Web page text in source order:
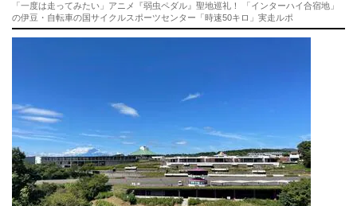
「一度は走ってみたい」アニメ『弱虫ペダル』聖地巡礼！ 「インターハイ合宿地」
の伊豆・自転車の国サイクルスポーツセンター「時速50キロ」実走ルポ